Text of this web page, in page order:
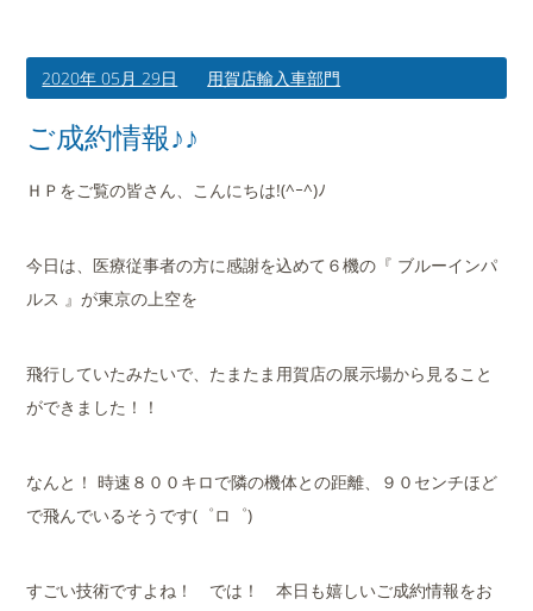
2020年 05月 29日 用賀店輸入車部門
ご成約情報♪♪
ＨＰをご覧の皆さん、こんにちは!(^ｰ^)ﾉ
今日は、医療従事者の方に感謝を込めて６機の『 ブルーインパ
ルス 』が東京の上空を
飛行していたみたいで、たまたま用賀店の展示場から見ること
ができました！！
なんと！ 時速８００キロで隣の機体との距離、９０センチほど
で飛んでいるそうです(゜ロ゜)
すごい技術ですよね！ では！ 本日も嬉しいご成約情報をお